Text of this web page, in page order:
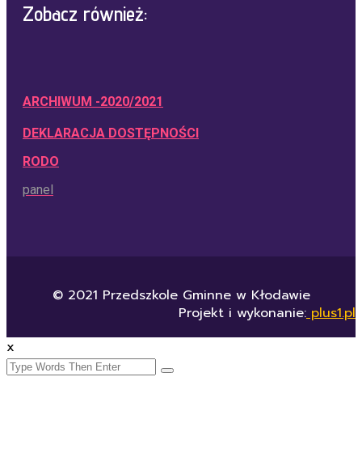
Zobacz również:
ARCHIWUM -2020/2021
DEKLARACJA DOSTĘPNOŚCI
RODO
panel
© 2021 Przedszkole Gminne w Kłodawie
Projekt i wykonanie:plus1.pl
x